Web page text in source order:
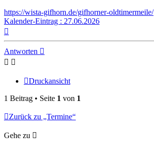
https://wista-gifhorn.de/gifhorner-oldtimermeile/
Kalender-Eintrag : 27.06.2026
Antworten
Druckansicht
1 Beitrag • Seite 1 von 1
Zurück zu „Termine“
Gehe zu